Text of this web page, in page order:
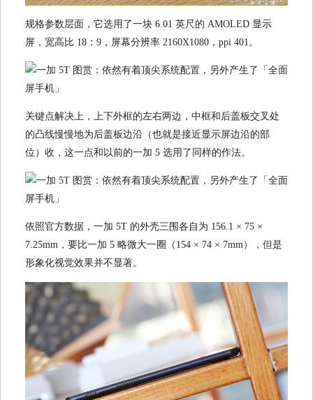
规格参数层面，它选用了一块 6.01 英尺的 AMOLED 显示
屏，宽高比 18：9，屏幕分辨率 2160X1080，ppi 401。
关键点解决上，上下外框的左右两边，中框和后盖板交叉处
的凸线慢慢地为后盖板边沿（也就是接近显示屏边沿的部
位）收，这一点和以前的一加 5 选用了同样的作法。
依照官方数据，一加 5T 的外壳三围各自为 156.1 × 75 ×
7.25mm，要比一加 5 略微大一圈（154 × 74 × 7mm），但是
形象化视觉效果并不显著。